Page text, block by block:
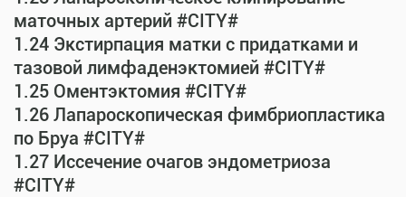
маточных артерий #CITY#
1.24 Экстирпация матки с придатками и
тазовой лимфаденэктомией #CITY#
1.25 Оментэктомия #CITY#
1.26 Лапароскопическая фимбриопластика
по Бруа #CITY#
1.27 Иссечение очагов эндометриоза
#CITY#